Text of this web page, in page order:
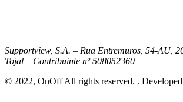
Supportview, S.A. – Rua Entremuros, 54-AU,
Tojal – Contribuinte nº 508052360
© 2022, OnOff All rights reserved. .